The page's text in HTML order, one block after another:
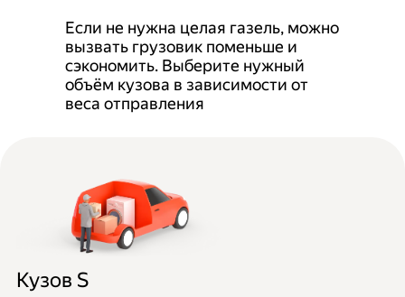
Если не нужна целая газель, можно
вызвать грузовик поменьше и
сэкономить. Выберите нужный
объём кузова в зависимости от
веса отправления
Кузов S